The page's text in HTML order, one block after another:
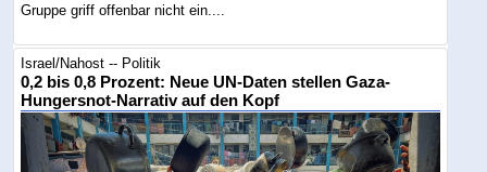
Gruppe griff offenbar nicht ein....
Israel/Nahost -- Politik
0,2 bis 0,8 Prozent: Neue UN-Daten stellen Gaza-
Hungersnot-Narrativ auf den Kopf